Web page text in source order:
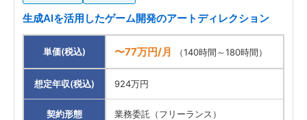
生成AIを活用したゲーム開発のアートディレクション
単価(税込) 〜77万円/月 （140時間～180時間）
想定年収(税込) 924万円
契約形態 業務委託（フリーランス）